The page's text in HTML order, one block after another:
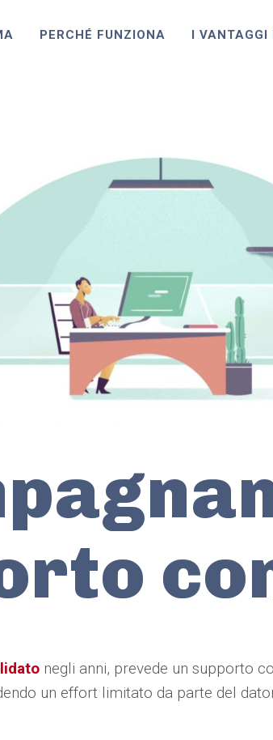
PERCHÉ FUNZIONA I VANTAGGI
negli anni, prevede un supporto
un effort limitato da parte del